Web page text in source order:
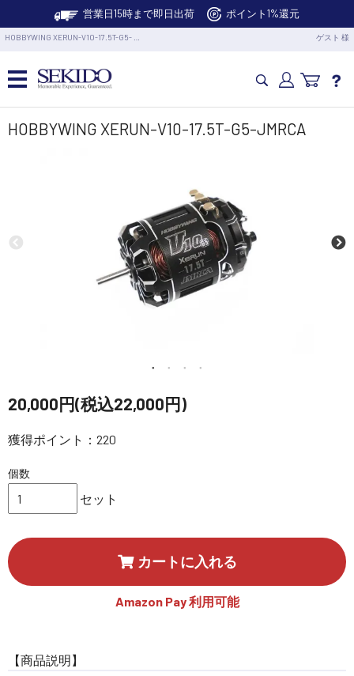
営業日15時まで即日出荷 ポイント1%還元
HOBBYWING XERUN-V10-17.5T-G5- … ゲスト 様
カメラドローン・生活家電
業務用ドローン・業務関連製品
水中ドローン(ROV)・水中スクーター
講習会･国家資格･WEBセミナー
定期配信!
コーポレートサイト
HOBBYWING XERUN-V10-17.5T-G5-JMRCA
20,000円(税込22,000円)
獲得ポイント：220
個数
セット
カートに入れる
Amazon Pay 利用可能
【商品説明】